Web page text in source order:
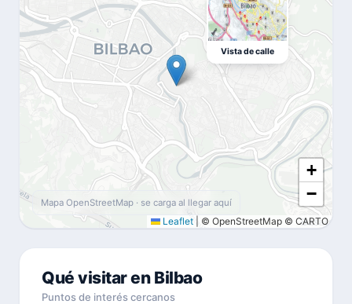
+
−
Leaflet © OpenStreetMap © CARTO
Vista de calle
Mapa OpenStreetMap · se carga al llegar aquí
Qué visitar en Bilbao
Puntos de interés cercanos